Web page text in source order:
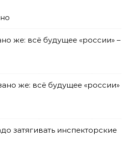
же: всё будущее «россии» –
же: всё будущее «россии»
затягивать инспекторские